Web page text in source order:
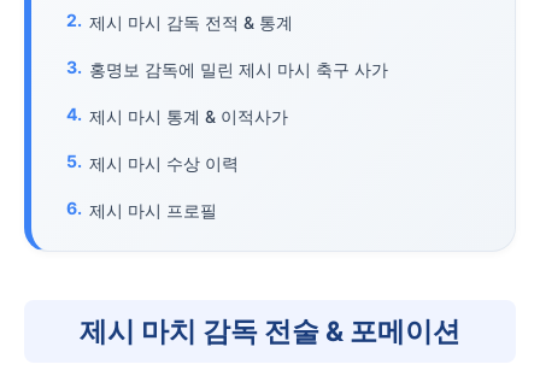
제시 마시 감독 전적 & 통계
홍명보 감독에 밀린 제시 마시 축구 사가
제시 마시 통계 & 이적사가
제시 마시 수상 이력
제시 마시 프로필
제시 마치 감독 전술 & 포메이션